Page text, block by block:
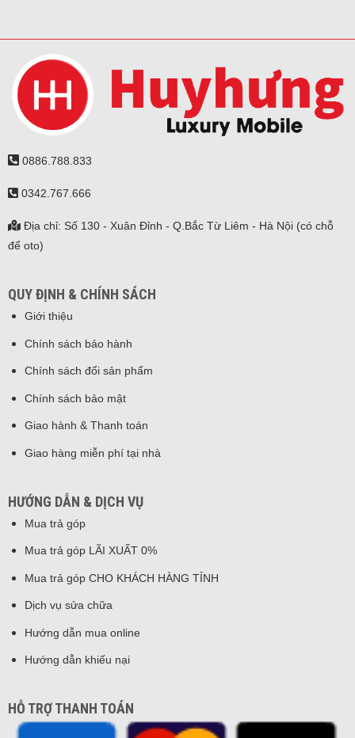
0886.788.833
0342.767.666
Địa chỉ: Số 130 - Xuân Đỉnh - Q.Bắc Từ Liêm - Hà Nội (có chỗ
để oto)
QUY ĐỊNH & CHÍNH SÁCH
Giới thiệu
Chính sách bảo hành
Chính sách đổi sản phẩm
Chính sách bảo mật
Giao hành & Thanh toán
Giao hàng miễn phí tại nhà
HƯỚNG DẪN & DỊCH VỤ
Mua trả góp
Mua trả góp LÃI XUẤT 0%
Mua trả góp CHO KHÁCH HÀNG TỈNH
Dịch vụ sửa chữa
Hướng dẫn mua online
Hướng dẫn khiếu nại
HỖ TRỢ THANH TOÁN